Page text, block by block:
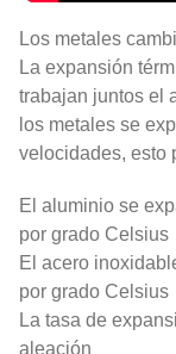
Los metales
La expansión
trabajan juntos el
los metales se
velocidades, esto
El aluminio se
por grado Celsius
El acero
por grado Celsius
La tasa de
aleación